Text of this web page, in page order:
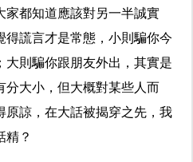
家都知道應該對另一半誠實
得謊言才是常態，小則騙你今
大則騙你跟朋友外出，其實是
分大小，但大概對某些人而
原諒，在大話被揭穿之先，我
精？